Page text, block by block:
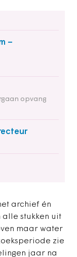
–
opvang
archief én
alle stukken uit
maar water
zie
jaar na